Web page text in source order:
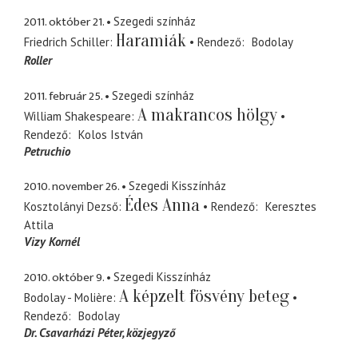
2011. október 21.
Szegedi színház
Friedrich Schiller Haramiák Rendező
Bodolay
Roller
2011. február 25.
Szegedi színház
William Shakespeare A makrancos hölgy
Rendező
Kolos István
Petruchio
2010. november 26.
Szegedi Kisszínház
Kosztolányi Dezső Édes Anna Rendező
Keresztes
Attila
Vizy Kornél
2010. október 9.
Szegedi Kisszínház
Bodolay - Molière A képzelt fösvény beteg
Rendező
Bodolay
Dr. Csavarházi Péter közjegyző